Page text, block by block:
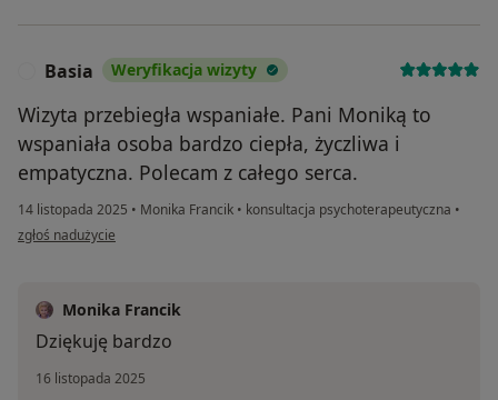
Pozytywnej (wydane przez WAPP.Wiesbaden, Niemcy)
– terapeuci I i II stopnia Terapii Skoncentrowanej na
Rozwiązaniach
– członkowie Światowego Stowarzyszenia
Psychoterapii Pozytywnej
- certyfikowani szkoleniowcy
- neurolodzy
- neurodiagności
- neuroterapeuci
Basia Weryfikacja wizyty
Wizyta przebiegła wspaniałe. Pani Moniką to
wspaniała osoba bardzo ciepła, życzliwa i
empatyczna. Polecam z całego serca.
14 listopada 2025 • Monika Francik • konsultacja psychoterapeutyczna •
w opinii użytkownika Basia
zgłoś nadużycie
Monika Francik
Dziękuję bardzo
16 listopada 2025